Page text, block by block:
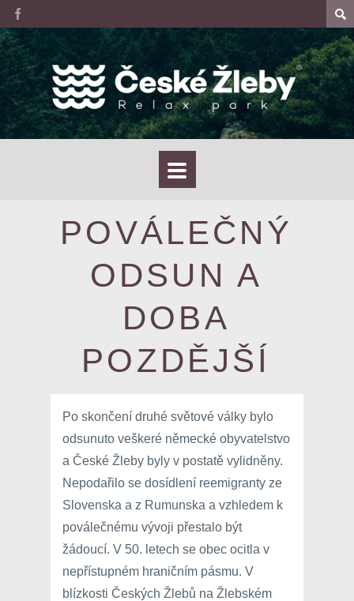
POVÁLEČNÝ
ODSUN A
DOBA
POZDĚJŠÍ
Po skončení druhé světové války bylo
odsunuto veškeré německé obyvatelstvo
a České Žleby byly v postatě vylidněny.
Nepodařilo se dosídlení reemigranty ze
Slovenska a z Rumunska a vzhledem k
poválečnému vývoji přestalo být
žádoucí. V 50. letech se obec ocitla v
nepřístupném hraničním pásmu. V
blízkosti Českých Žlebů na Žlebském